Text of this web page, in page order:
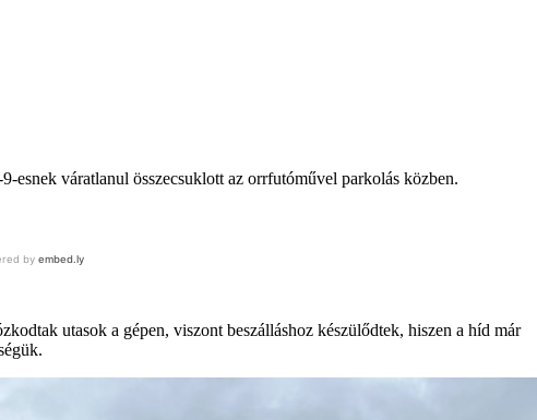
esnek váratlanul összecsuklott az orrfutóművel parkolás közben.
utasok a gépen, viszont beszálláshoz készülődtek, hiszen a híd már